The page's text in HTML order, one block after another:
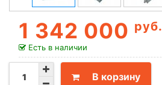
1 342 000 руб.
Есть в наличии
В корзину